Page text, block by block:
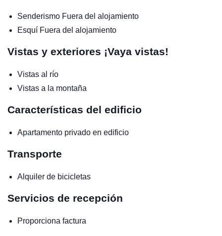
Senderismo Fuera del alojamiento
Esquí Fuera del alojamiento
Vistas y exteriores ¡Vaya vistas!
Vistas al río
Vistas a la montaña
Características del edificio
Apartamento privado en edificio
Transporte
Alquiler de bicicletas
Servicios de recepción
Proporciona factura